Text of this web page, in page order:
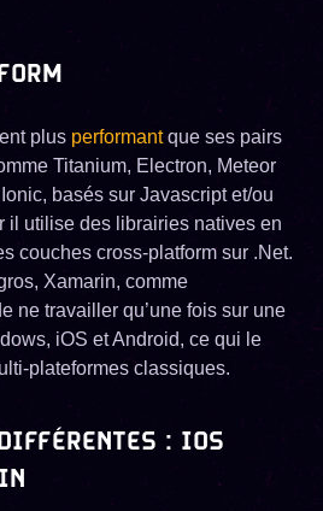
plus performantque ses pairs
Titanium, Electron, Meteor
basés sur Javascript et/ou
il utilise des librairies natives en
couches cross-platform sur .Net.
Xamarin, comme
ne travailler qu’une fois sur une
iOS et Android, ce qui le
plateformes classiques.
: IOS